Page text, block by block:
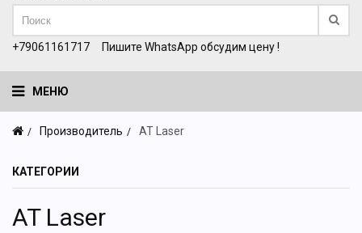
+79061161717 Пишите WhatsApp обсудим цену !
МЕНЮ
Производитель AT Laser
КАТЕГОРИИ
AT Laser